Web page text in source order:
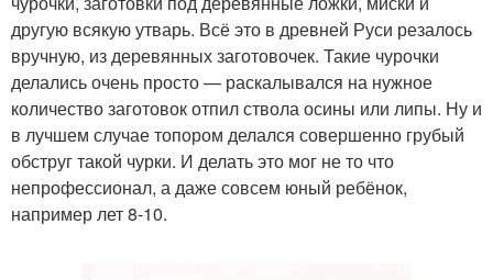
другую всякую утварь. Всё это в древней Руси резалось
вручную, из деревянных заготовочек. Такие чурочки
делались очень просто — раскалывался на нужное
количество заготовок отпил ствола осины или липы. Ну и
в лучшем случае топором делался совершенно грубый
обструг такой чурки. И делать это мог не то что
непрофессионал, а даже совсем юный ребёнок,
например лет 8-10.